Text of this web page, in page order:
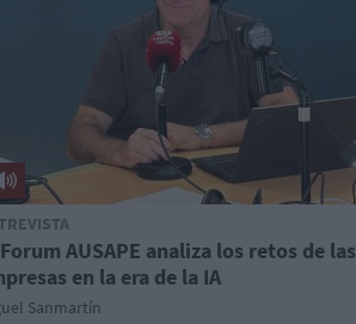
AUSAPE analiza los retos de las
en la era de la IA
Sanmartín